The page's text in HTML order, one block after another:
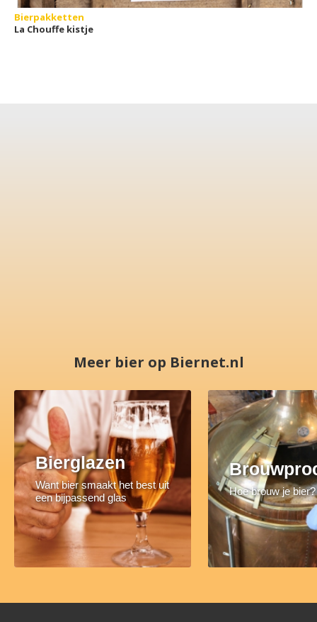
Bierpakketten
La Chouffe kistje
Meer bier op Biernet.nl
Bierglazen
Want bier smaakt het best uit
een bijpassend glas
Hoe brouw je bier?